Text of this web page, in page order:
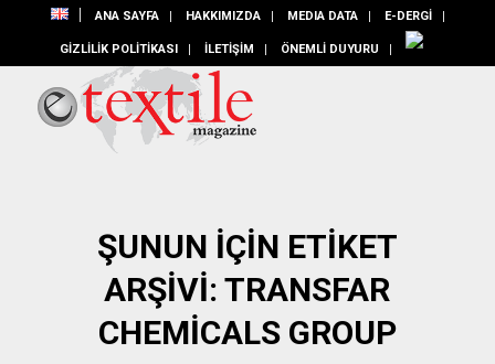
ANA SAYFA HAKKIMIZDA MEDIA DATA E-DERGİ
GİZLİLİK POLİTİKASI İLETİŞİM ÖNEMLİ DUYURU
ŞUNUN IÇIN ETIKET
ARŞIVI:TRANSFAR
CHEMICALS GROUP